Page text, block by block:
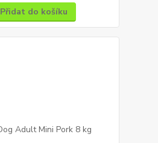
Přidat do košíku